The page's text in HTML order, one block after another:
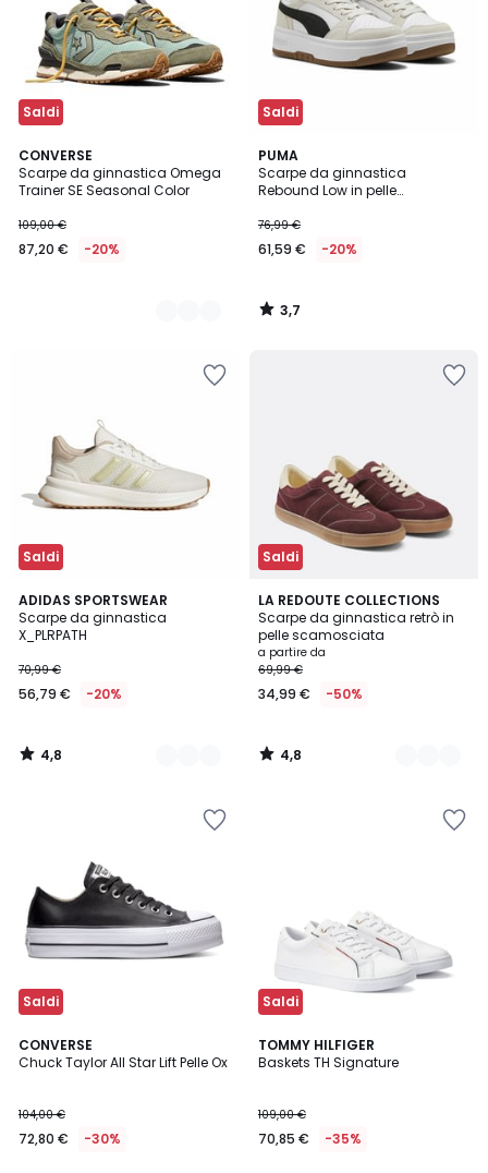
Saldi
CONVERSE
Scarpe da ginnastica Omega
Trainer SE Seasonal Color
109,00 €
87,20 € -20%
2
Colori
Saldi
PUMA
Scarpe da ginnastica
Rebound Low in pelle
76,99 €
61,59 € -20%
3,7
/ 5
3,7
/
Saldi
ADIDAS SPORTSWEAR
Scarpe da ginnastica
X_PLRPATH
70,99 €
56,79 € -20%
4,8
/ 5
2
Colori
4,8
/
Saldi
LA REDOUTE COLLECTIONS
Scarpe da ginnastica retrò in
pelle scamosciata
a partire da
69,99 €
34,99 € -50%
4,8
/ 5
2
Colori
4,8
/
Saldi
CONVERSE
Chuck Taylor All Star Lift Pelle Ox
104,00 €
72,80 € -30%
4,4
/ 5
Saldi
TOMMY HILFIGER
Baskets TH Signature
109,00 €
70,85 € -35%
5
/